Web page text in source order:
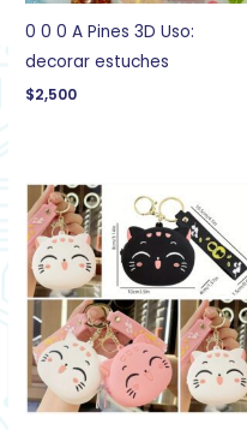
0 0 0 A Pines 3D Uso:
decorar estuches
$2,500